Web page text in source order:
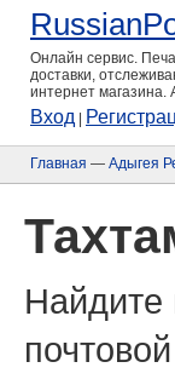
Онлайн сервис.
доставки,
интернет магазина.
Вход
Главная — Адыгея
Найдите